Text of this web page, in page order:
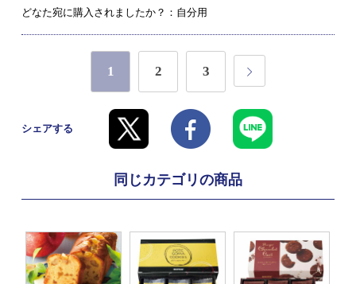
どなた宛に購入されましたか？：自分用
1 2 3
シェアする
同じカテゴリの商品